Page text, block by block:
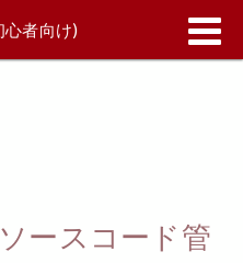
心者向け)
ースコード管